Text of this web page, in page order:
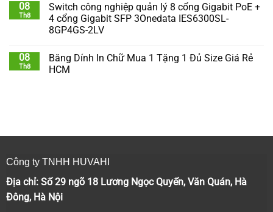
08
Th8
Switch công nghiệp quản lý 8 cổng Gigabit PoE +
4 cổng Gigabit SFP 3Onedata IES6300SL-
8GP4GS-2LV
08
Th8
Băng Dính In Chữ Mua 1 Tặng 1 Đủ Size Giá Rẻ
HCM
Công ty TNHH HUVAHI
Địa chỉ: Số 29 ngõ 18 Lương Ngọc Quyến, Văn Quán, Hà
Đông, Hà Nội